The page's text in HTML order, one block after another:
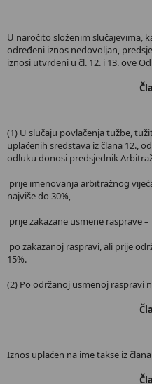
U naročito složenim slučajevima,
određeni iznos nedovoljan,
iznosi utvrđeni u čl. 12. i 13. ove
(1) U slučaju povlačenja tužbe,
uplaćenih sredstava iz člana 12.,
odluku donosi predsjednik
prije imenovanja arbitražnog
najviše do 30%,
prije zakazane usmene rasprave
po zakazanoj raspravi, ali prije
15%.
(2) Po održanoj usmenoj raspravi
Iznos uplaćen na ime takse iz